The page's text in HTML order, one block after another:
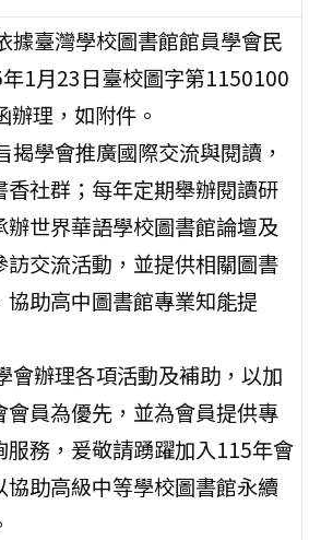
據臺灣學校圖書館館員學會民
1月23日臺校圖字第1150100
辦理，如附件。
揭學會推廣國際交流與閱讀，
香社群；每年定期舉辦閱讀研
辦世界華語學校圖書館論壇及
訪交流活動，並提供相關圖書
協助高中圖書館專業知能提
會辦理各項活動及補助，以加
會員為優先，並為會員提供專
服務，爰敬請踴躍加入115年會
協助高級中等學校圖書館永續